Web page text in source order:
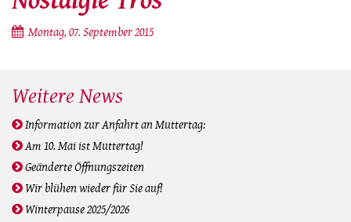
Montag, 07. September 2015
Weitere News
Information zur Anfahrt an Muttertag:
Am 10. Mai ist Muttertag!
Geänderte Öffnungszeiten
Wir blühen wieder für Sie auf!
Winterpause 2025/2026